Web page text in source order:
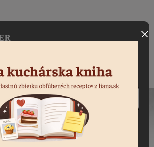
ako prvý o našich akciách, novinkách a
spracovaním osobných údajov v súlade s
GDPR o ochrane osobných údajov